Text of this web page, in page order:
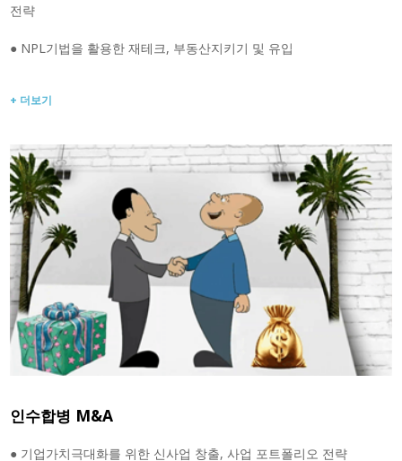
전략
● NPL기법을 활용한 재테크, 부동산지키기 및 유입
+ 더보기
인수합병 M&A
● 기업가치극대화를 위한 신사업 창출, 사업 포트폴리오 전략